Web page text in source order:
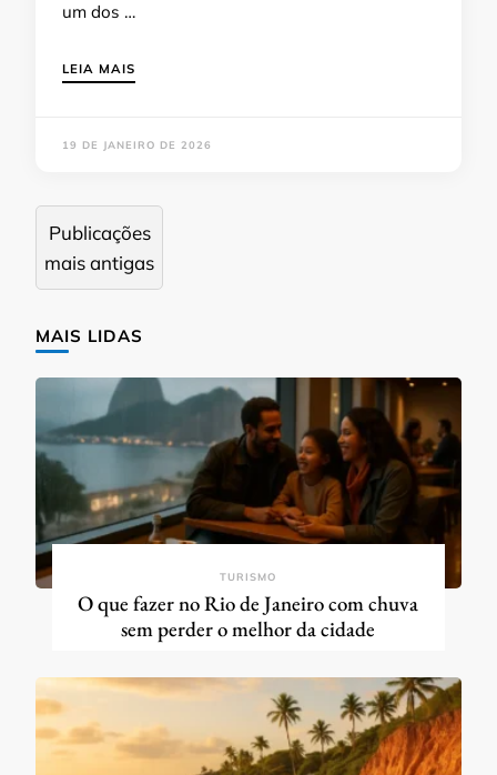
um dos …
LEIA MAIS
19 DE JANEIRO DE 2026
Navegação
por
posts
Publicações
mais antigas
MAIS LIDAS
TURISMO
O que fazer no Rio de Janeiro com chuva
sem perder o melhor da cidade